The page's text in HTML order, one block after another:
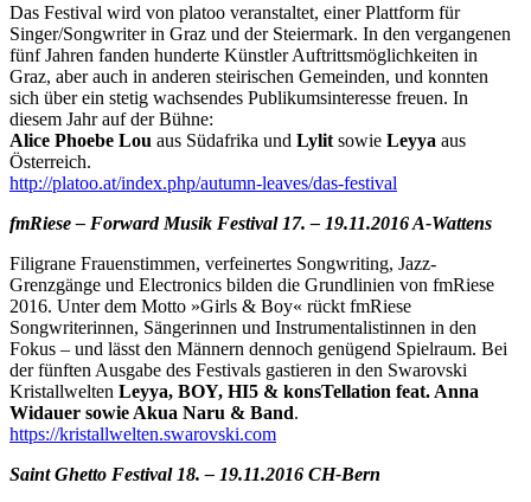
Das Festival wird von platoo veranstaltet, einer Plattform für
Singer/Songwriter in Graz und der Steiermark. In den vergangenen
fünf Jahren fanden hunderte Künstler Auftrittsmöglichkeiten in
Graz, aber auch in anderen steirischen Gemeinden, und konnten
sich über ein stetig wachsendes Publikumsinteresse freuen. In
diesem Jahr auf der Bühne:
Alice Phoebe Lou aus Südafrika und Lylit sowie Leyya aus
Österreich.
http://platoo.at/index.php/autumn-leaves/das-festival
fmRiese – Forward Musik Festival 17. – 19.11.2016 A-Wattens
Filigrane Frauenstimmen, verfeinertes Songwriting, Jazz-
Grenzgänge und Electronics bilden die Grundlinien von fmRiese
2016. Unter dem Motto »Girls & Boy« rückt fmRiese
Songwriterinnen, Sängerinnen und Instrumentalistinnen in den
Fokus – und lässt den Männern dennoch genügend Spielraum. Bei
der fünften Ausgabe des Festivals gastieren in den Swarovski
Kristallwelten Leyya, BOY, HI5 & konsTellation feat. Anna
Widauer sowie Akua Naru & Band.
https://kristallwelten.swarovski.com
Saint Ghetto Festival 18. – 19.11.2016 CH-Bern